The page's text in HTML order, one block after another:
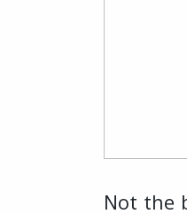
Not the